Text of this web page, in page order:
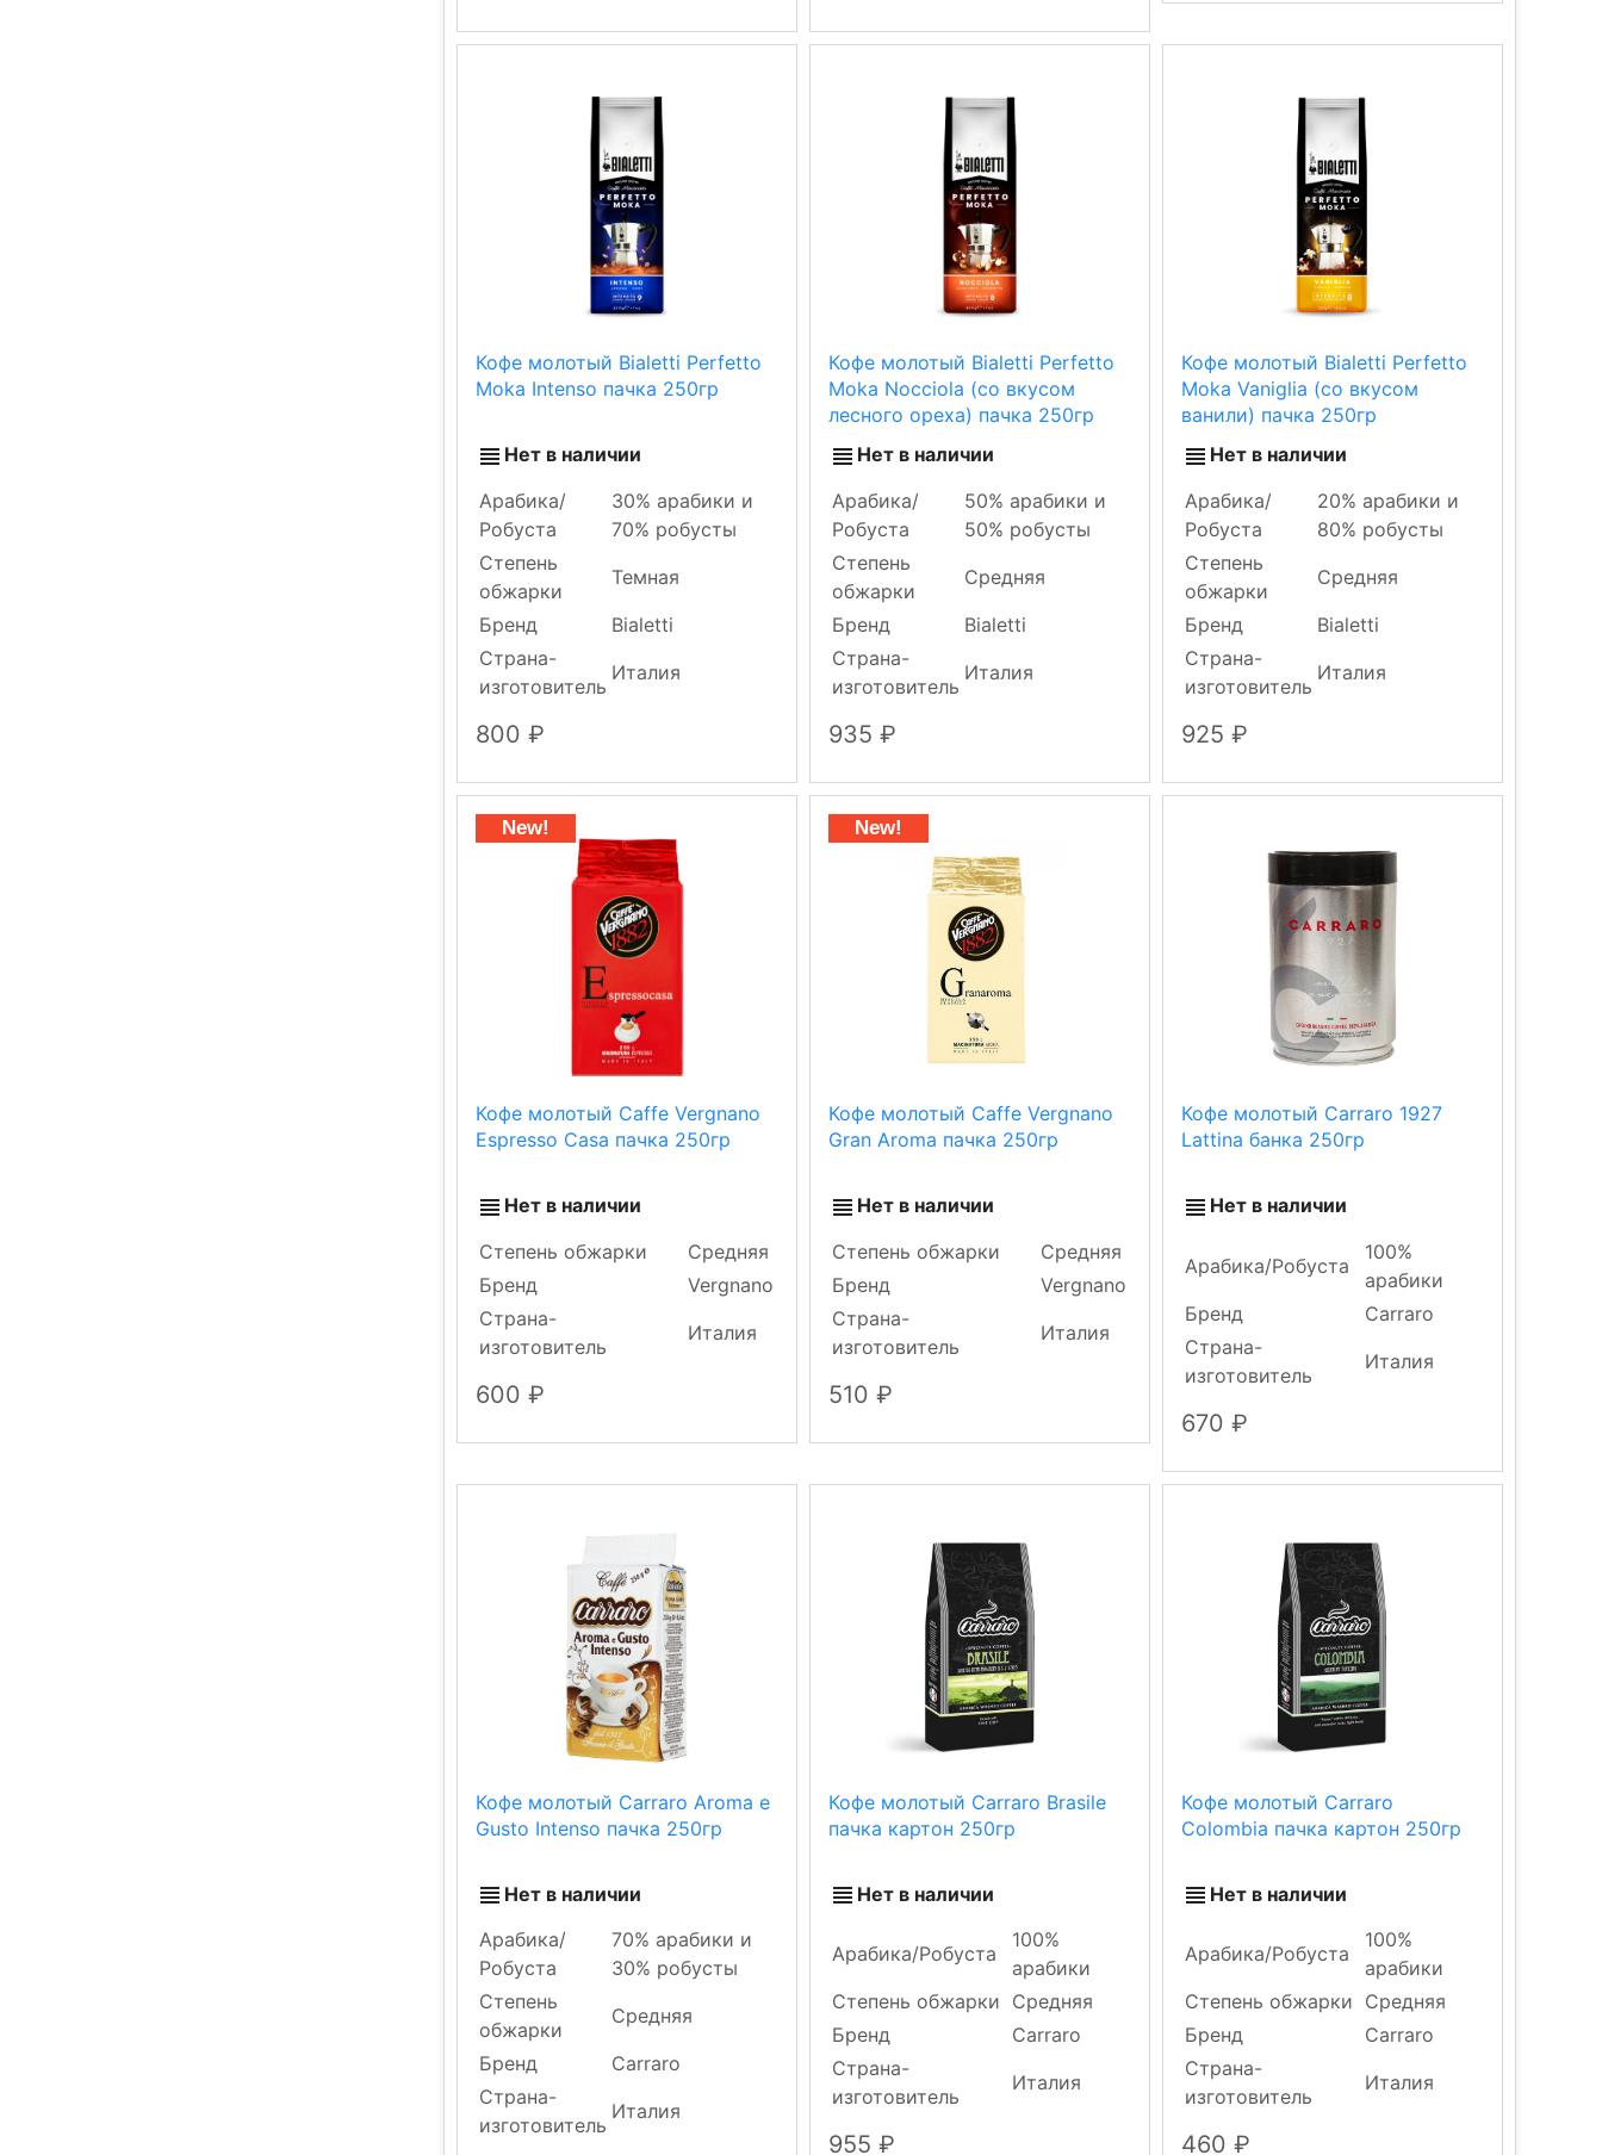
Кофе молотый Bialetti Perfetto
Moka Intenso пачка 250гр
Нет в наличии
Арабика/
Робуста
30% арабики и
70% робусты
Степень
обжарки
Темная
Бренд
Bialetti
Страна-
изготовитель
Италия
800
Кофе молотый Bialetti Perfetto
Moka Nocciola (со вкусом
лесного ореха) пачка 250гр
Нет в наличии
Арабика/
Робуста
50% арабики и
50% робусты
Степень
обжарки
Средняя
Бренд
Bialetti
Страна-
изготовитель
Италия
935
Кофе молотый Bialetti Perfetto
Moka Vaniglia (со вкусом
ванили) пачка 250гр
Нет в наличии
Арабика/
Робуста
20% арабики и
80% робусты
Степень
обжарки
Средняя
Бренд
Bialetti
Страна-
изготовитель
Италия
925
Кофе молотый Caffe Vergnano
Espresso Casa пачка 250гр
Нет в наличии
Степень обжарки
Средняя
Бренд
Vergnano
Страна-
изготовитель
Италия
600
New!
Кофе молотый Caffe Vergnano
Gran Aroma пачка 250гр
Нет в наличии
Степень обжарки
Средняя
Бренд
Vergnano
Страна-
изготовитель
Италия
510
New!
Кофе молотый Carraro 1927
Lattina банка 250гр
Нет в наличии
Арабика/Робуста
100%
арабики
Бренд
Carraro
Страна-
изготовитель
Италия
670
Кофе молотый Carraro Aroma e
Gusto Intenso пачка 250гр
Нет в наличии
Арабика/
Робуста
70% арабики и
30% робусты
Степень
обжарки
Средняя
Бренд
Carraro
Страна-
изготовитель
Италия
Кофе молотый Carraro Brasile
пачка картон 250гр
Нет в наличии
Арабика/Робуста
100%
арабики
Степень обжарки Средняя
Бренд
Carraro
Страна-
изготовитель
Италия
955
Кофе молотый Carraro
Colombia пачка картон 250гр
Нет в наличии
Арабика/Робуста
100%
арабики
Степень обжарки Средняя
Бренд
Carraro
Страна-
изготовитель
Италия
460